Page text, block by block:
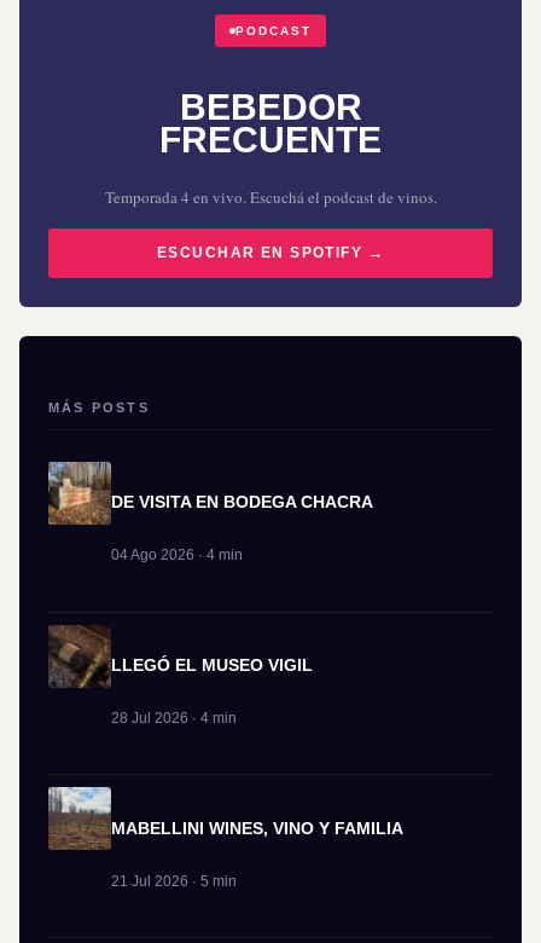
PODCAST
BEBEDOR
FRECUENTE
Temporada 4 en vivo. Escuchá el podcast de vinos.
ESCUCHAR EN SPOTIFY →
MÁS POSTS
DE VISITA EN BODEGA CHACRA
04 Ago 2026 · 4 min
LLEGÓ EL MUSEO VIGIL
28 Jul 2026 · 4 min
MABELLINI WINES, VINO Y FAMILIA
21 Jul 2026 · 5 min